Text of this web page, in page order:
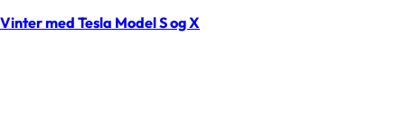
Vinter med Tesla Model S og X